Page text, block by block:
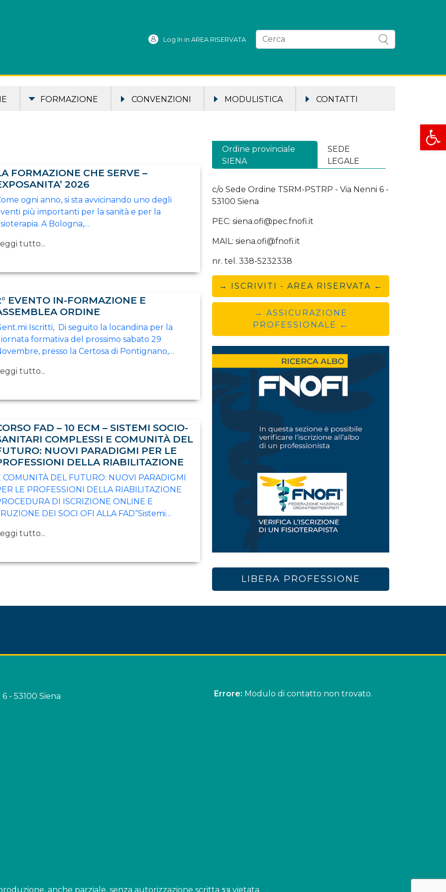
Apri
Log In in AREA RISERVATA
FORMAZIONE CONVENZIONI MODULISTICA CONTATTI
FORMAZIONE CHE SERVE –
2026
ogni anno, si sta avvicinando uno degli
più importanti per la sanità e per la
A Bologna,…
tutto...
EVENTO IN-FORMAZIONE E
ORDINE
Iscritti, Di seguito la locandina per la
formativa del prossimo sabato 29
presso la Certosa di Pontignano,…
tutto...
FAD – 10 ECM – SISTEMI SOCIO-
COMPLESSI E COMUNITÀ DEL
NUOVI PARADIGMI PER LE
DELLA RIABILITAZIONE
COMUNITÀ DEL FUTURO: NUOVI PARADIGMI
LE PROFESSIONI DELLA RIABILITAZIONE
DI ISCRIZIONE ONLINE E
DEI SOCI OFI ALLA FAD“Sistemi…
tutto...
Ordine provinciale
SIENA
SEDE
LEGALE
c/o Sede Ordine TSRM-PSTRP - Via Nenni 6 -
53100 Siena
PEC: siena.ofi@pec.fnofi.it
MAIL: siena.ofi@fnofi.it
nr. tel. 338-5232338
→ ISCRIVITI - AREA RISERVATA ←
→ ASSICURAZIONE
PROFESSIONALE ←
LIBERA PROFESSIONE
- 53100 Siena Errore: Modulo di contatto non trovato.
anche parziale, senza autorizzazione scritta รจ vietata